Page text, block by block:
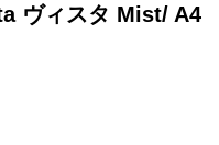
ヴィスタ Mist/ A4